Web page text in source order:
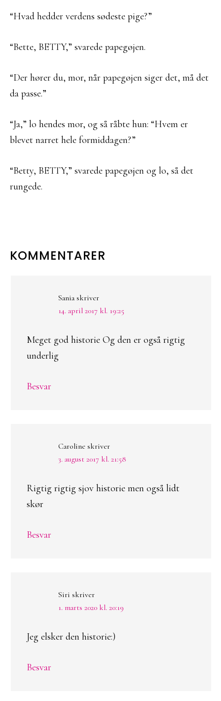
“Hvad hedder verdens sødeste pige?”
“Bette, BETTY,” svarede papegøjen.
“Der hører du, mor, når papegøjen siger det, må det
da passe.”
“Ja,” lo hendes mor, og så råbte hun: “Hvem er
blevet narret hele formiddagen?”
“Betty, BETTY,” svarede papegøjen og lo, så det
rungede.
LÆSERINTERAKTIONER
KOMMENTARER
Sania skriver
14. april 2017 kl. 19:25
Meget god historie Og den er også rigtig
underlig
Besvar
Caroline skriver
3. august 2017 kl. 21:58
Rigtig rigtig sjov historie men også lidt
skør
Besvar
Siri skriver
1. marts 2020 kl. 20:19
Jeg elsker den historie:)
Besvar